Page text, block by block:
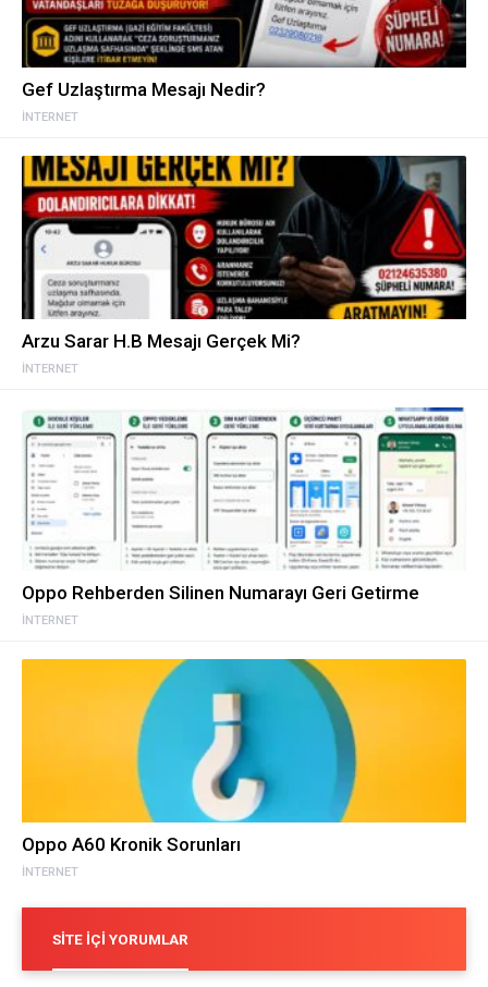
İNTERNET
Gef Uzlaştırma Mesajı Nedir?
İNTERNET
Arzu Sarar H.B Mesajı Gerçek Mi?
İNTERNET
Oppo Rehberden Silinen Numarayı Geri Getirme
İNTERNET
Oppo A60 Kronik Sorunları
SITE İÇI YORUMLAR